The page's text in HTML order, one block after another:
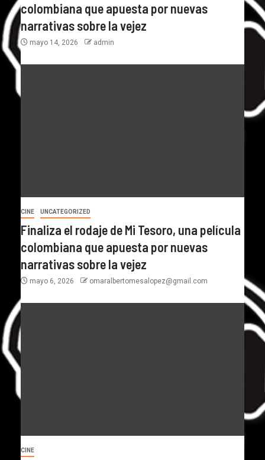
colombiana que apuesta por nuevas
narrativas sobre la vejez
mayo 14, 2026 admin
CINE UNCATEGORIZED
Finaliza el rodaje de Mi Tesoro, una película
colombiana que apuesta por nuevas
narrativas sobre la vejez
mayo 6, 2026 omaralbertomesalopez@gmail.com
CINE